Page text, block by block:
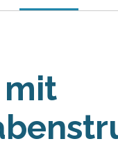
mit